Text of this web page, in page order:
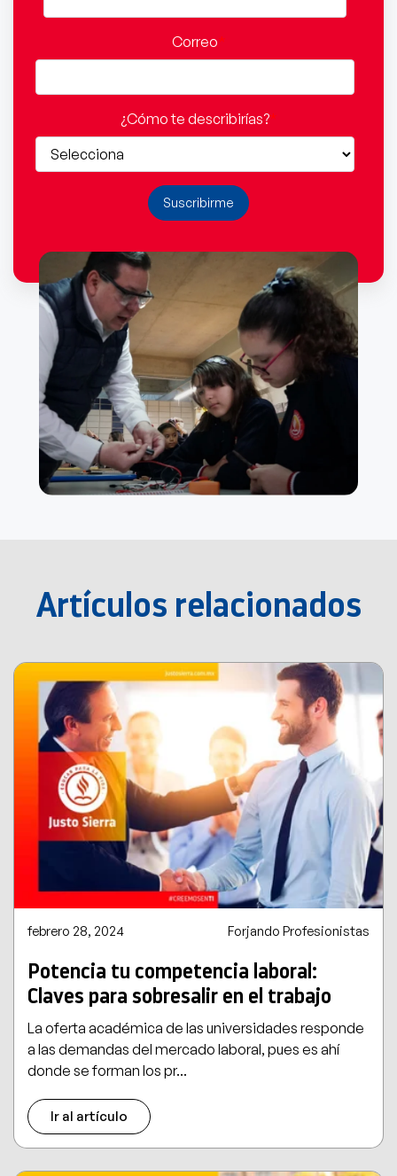
Correo*
¿Cómo te describirías?*
Artículos relacionados
febrero 28, 2024 Forjando Profesionistas
Potencia tu competencia laboral:
Claves para sobresalir en el trabajo
La oferta académica de las universidades responde
a las demandas del mercado laboral, pues es ahí
donde se forman los pr...
Ir al artículo